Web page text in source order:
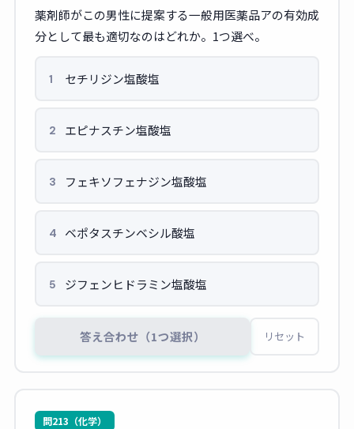
薬剤師がこの男性に提案する一般用医薬品アの有効成
分として最も適切なのはどれか。1つ選べ。
1 セチリジン塩酸塩
2 エピナスチン塩酸塩
3 フェキソフェナジン塩酸塩
4 ベポタスチンベシル酸塩
5 ジフェンヒドラミン塩酸塩
答え合わせ（1つ選択） リセット
問213（化学）